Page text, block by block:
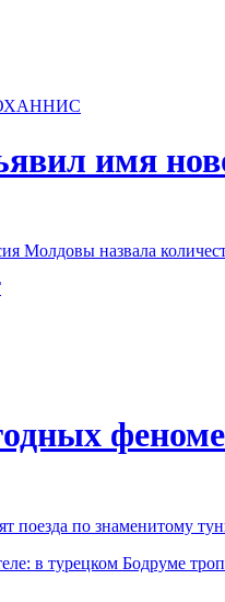
имя
Молдовы назвала
поезда по знаменитому
в турецком Бодруме